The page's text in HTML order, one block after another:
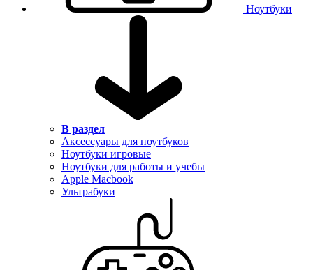
Ноутбуки
В раздел
Аксессуары для ноутбуков
Ноутбуки игровые
Ноутбуки для работы и учебы
Apple Macbook
Ультрабуки